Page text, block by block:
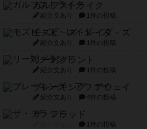
ガルフストライク
紹介文あり 1件の投稿
モズビ－ズ・レイダ－ズ
紹介文あり 1件の投稿
リー対グラント
紹介文あり 1件の投稿
ブレーキング・アウェイ
紹介文あり 4件の投稿
ザ・フラッド
1件の投稿